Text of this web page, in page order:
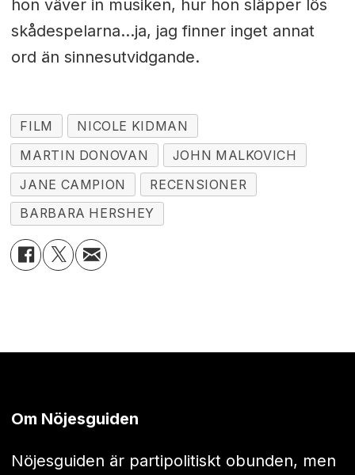
hon väver in musiken, hur hon släpper lös
skådespelarna...ja, jag finner inget annat
ord än sinnesutvidgande.
FILM
NICOLE KIDMAN
MARTIN DONOVAN
JOHN MALKOVICH
JANE CAMPION
RECENSIONER
BARBARA HERSHEY
Om Nöjesguiden
Nöjesguiden är partipolitiskt obunden, men